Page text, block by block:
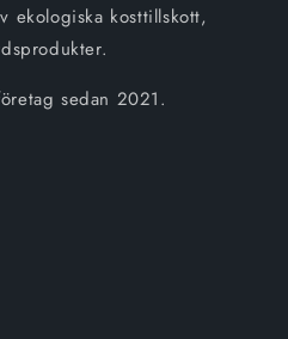
ekologiska kosttillskott,
sedan 2021.